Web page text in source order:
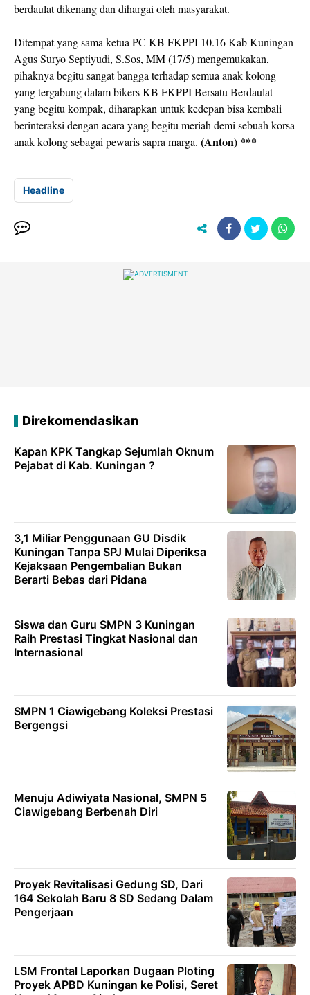
berdaulat dikenang dan dihargai oleh masyarakat.
Ditempat yang sama ketua PC KB FKPPI 10.16 Kab Kuningan
Agus Suryo Septiyudi, S.Sos, MM (17/5) mengemukakan,
pihaknya begitu sangat bangga terhadap semua anak kolong
yang tergabung dalam bikers KB FKPPI Bersatu Berdaulat
yang begitu kompak, diharapkan untuk kedepan bisa kembali
berinteraksi dengan acara yang begitu meriah demi sebuah korsa
anak kolong sebagai pewaris sapra marga. (Anton) ***
Headline
Direkomendasikan
Kapan KPK Tangkap Sejumlah Oknum
Pejabat di Kab. Kuningan ?
3,1 Miliar Penggunaan GU Disdik
Kuningan Tanpa SPJ Mulai Diperiksa
Kejaksaan Pengembalian Bukan
Berarti Bebas dari Pidana
Siswa dan Guru SMPN 3 Kuningan
Raih Prestasi Tingkat Nasional dan
Internasional
SMPN 1 Ciawigebang Koleksi Prestasi
Bergengsi
Menuju Adiwiyata Nasional, SMPN 5
Ciawigebang Berbenah Diri
Proyek Revitalisasi Gedung SD, Dari
164 Sekolah Baru 8 SD Sedang Dalam
Pengerjaan
LSM Frontal Laporkan Dugaan Ploting
Proyek APBD Kuningan ke Polisi, Seret